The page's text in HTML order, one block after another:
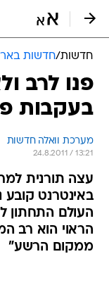
חדשות/חדשות
פנו לרב
בעקבות
מערכת וואלה חדשות
24.8.2011 / 13:21
עצה תורנית
באינטרנט קובע
העולם התחתון
הראוי הוא רב
ממקום הרשע"